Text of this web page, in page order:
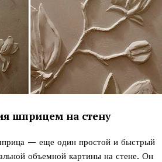
шприцем на стену
— еще один простой и быстрый
объемной картины на стене. Он